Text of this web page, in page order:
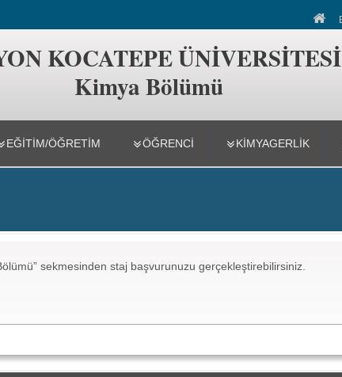
KOCATEPE ÜNİVERSİTESİ
Kimya Bölümü
EĞİTİM/ÖĞRETİM ÖĞRENCİ KIMYAGERLIK
sekmesinden staj başvurunuzu gerçekleştirebilirsiniz.